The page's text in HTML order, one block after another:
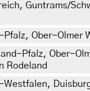
Guntrams/
Ober-Olmer
Pfalz, Ober-
Rodeland